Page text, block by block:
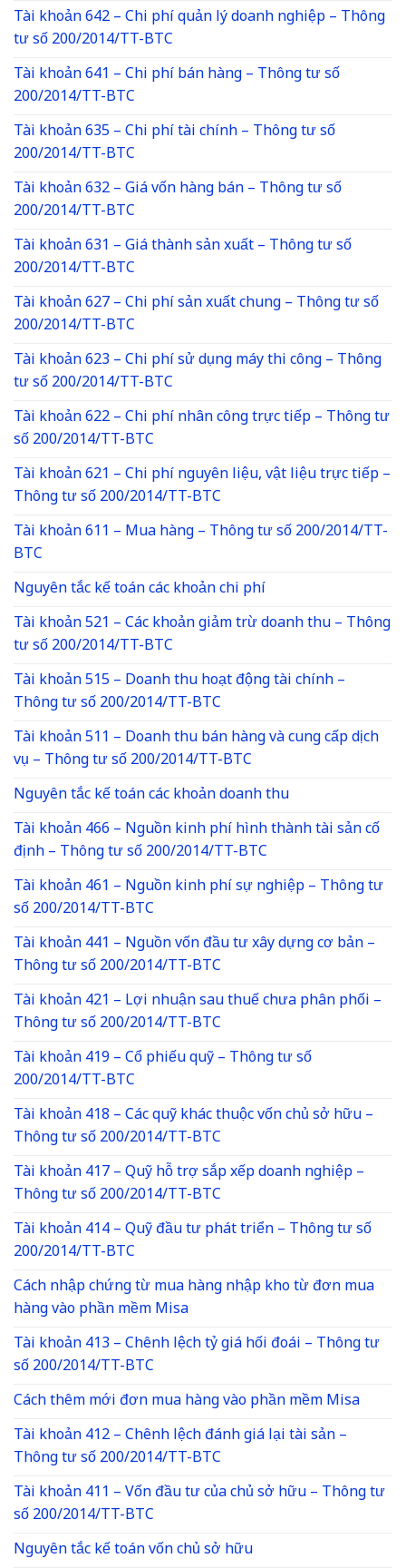
Tài khoản 642 – Chi phí quản lý doanh nghiệp – Thông
tư số 200/2014/TT-BTC
Tài khoản 641 – Chi phí bán hàng – Thông tư số
200/2014/TT-BTC
Tài khoản 635 – Chi phí tài chính – Thông tư số
200/2014/TT-BTC
Tài khoản 632 – Giá vốn hàng bán – Thông tư số
200/2014/TT-BTC
Tài khoản 631 – Giá thành sản xuất – Thông tư số
200/2014/TT-BTC
Tài khoản 627 – Chi phí sản xuất chung – Thông tư số
200/2014/TT-BTC
Tài khoản 623 – Chi phí sử dụng máy thi công – Thông
tư số 200/2014/TT-BTC
Tài khoản 622 – Chi phí nhân công trực tiếp – Thông tư
số 200/2014/TT-BTC
Tài khoản 621 – Chi phí nguyên liệu, vật liệu trực tiếp –
Thông tư số 200/2014/TT-BTC
Tài khoản 611 – Mua hàng – Thông tư số 200/2014/TT-
BTC
Nguyên tắc kế toán các khoản chi phí
Tài khoản 521 – Các khoản giảm trừ doanh thu – Thông
tư số 200/2014/TT-BTC
Tài khoản 515 – Doanh thu hoạt động tài chính –
Thông tư số 200/2014/TT-BTC
Tài khoản 511 – Doanh thu bán hàng và cung cấp dịch
vụ – Thông tư số 200/2014/TT-BTC
Nguyên tắc kế toán các khoản doanh thu
Tài khoản 466 – Nguồn kinh phí hình thành tài sản cố
định – Thông tư số 200/2014/TT-BTC
Tài khoản 461 – Nguồn kinh phí sự nghiệp – Thông tư
số 200/2014/TT-BTC
Tài khoản 441 – Nguồn vốn đầu tư xây dựng cơ bản –
Thông tư số 200/2014/TT-BTC
Tài khoản 421 – Lợi nhuận sau thuế chưa phân phối –
Thông tư số 200/2014/TT-BTC
Tài khoản 419 – Cổ phiếu quỹ – Thông tư số
200/2014/TT-BTC
Tài khoản 418 – Các quỹ khác thuộc vốn chủ sở hữu –
Thông tư số 200/2014/TT-BTC
Tài khoản 417 – Quỹ hỗ trợ sắp xếp doanh nghiệp –
Thông tư số 200/2014/TT-BTC
Tài khoản 414 – Quỹ đầu tư phát triển – Thông tư số
200/2014/TT-BTC
Cách nhập chứng từ mua hàng nhập kho từ đơn mua
hàng vào phần mềm Misa
Tài khoản 413 – Chênh lệch tỷ giá hối đoái – Thông tư
số 200/2014/TT-BTC
Cách thêm mới đơn mua hàng vào phần mềm Misa
Tài khoản 412 – Chênh lệch đánh giá lại tài sản –
Thông tư số 200/2014/TT-BTC
Tài khoản 411 – Vốn đầu tư của chủ sở hữu – Thông tư
số 200/2014/TT-BTC
Nguyên tắc kế toán vốn chủ sở hữu